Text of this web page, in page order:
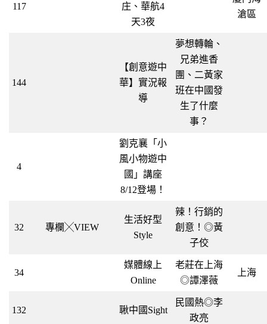
117
庄、華航4
天3夜
滄區
144
【創意遊中
華】實況報
導
夢想轉輪、
兄弟進香
團、二黃家
班在中國發
生了什麼
事？
4
劉克襄「小
風小物遊中
國」講座
8/12登場！
32 專欄╳VIEW
生活好型
Style
辣！行銷的
創意！◎黃
子佼
34
媒體線上
Online
老莊在上海
◎譚澤薇
上海
132 䎿中國Sight
民國熱◎李
政亮